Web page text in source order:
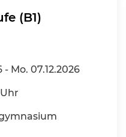
(B1)
- Mo. 07.12.2026